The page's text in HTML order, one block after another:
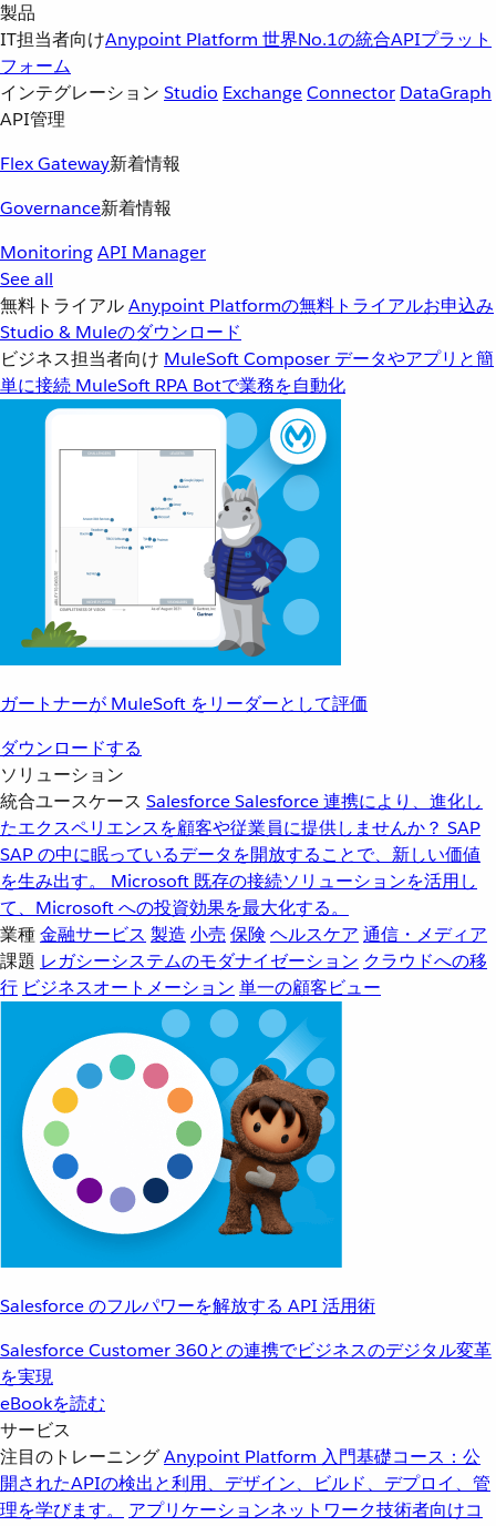
製品
IT担当者向けAnypoint Platform 世界No.1の統合APIプラット
フォーム
インテグレーション Studio ExchangeConnector DataGraph
API管理
Flex Gateway新着情報
Governance新着情報
MonitoringAPI Manager
See all
無料トライアルAnypoint Platformの無料トライアルお申込み
Studio & Muleのダウンロード
ビジネス担当者向け MuleSoft Composer データやアプリと簡
単に接続 MuleSoft RPA Botで業務を自動化
ガートナーが MuleSoft をリーダーとして評価
ダウンロードする
ソリューション
統合ユースケース SalesforceSalesforce 連携により、進化し
たエクスペリエンスを顧客や従業員に提供しませんか？ SAP
SAP の中に眠っているデータを開放することで、新しい価値
を生み出す。
Microsoft 既存の接続ソリューションを活用し
て、Microsoft への投資効果を最大化する。
業種金融サービス 製造 小売 保険 ヘルスケア 通信・メディア
課題 レガシーシステムのモダナイゼーション クラウドへの移
行 ビジネスオートメーション 単一の顧客ビュー
Salesforce のフルパワーを解放する API 活用術
Salesforce Customer 360との連携でビジネスのデジタル変革
を実現
eBookを読む
サービス
注目のトレーニングAnypoint Platform 入門基礎コース：公
開されたAPIの検出と利用、デザイン、ビルド、デプロイ、管
理を学びます。
アプリケーションネットワーク技術者向けコ